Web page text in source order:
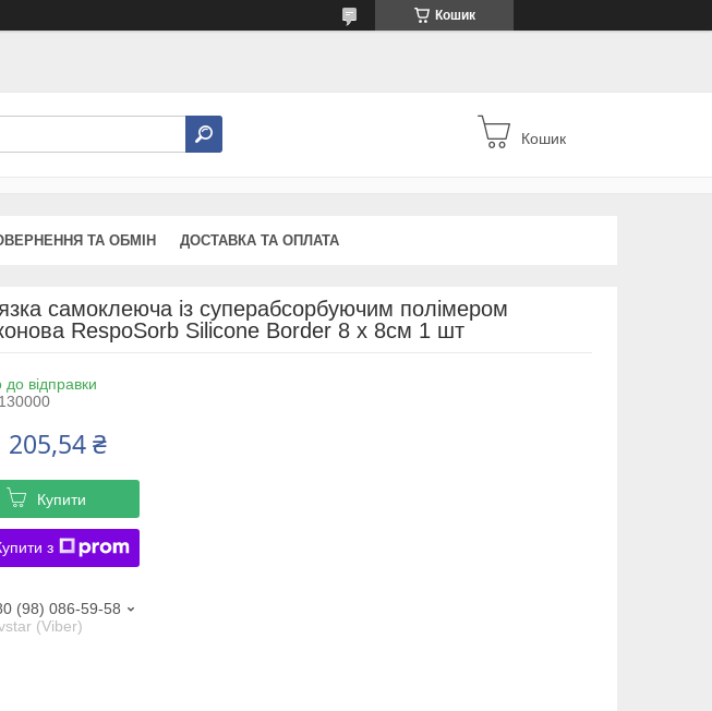
Кошик
Кошик
ТА ОБМІН ДОСТАВКА ТА ОПЛАТА
самоклеюча із суперабсорбуючим полімером
RespoSorb Silicone Border 8 х 8см 1 шт
до відправки
205,54 ₴
Купити
з
(98) 086-59-58
(Viber)